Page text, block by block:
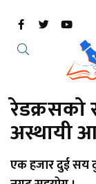
अस्थायी
एक हजार दुई सय